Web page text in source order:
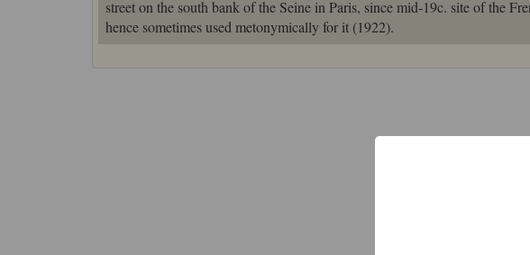
street on the south bank of the Seine in Paris, since mid-19c. site of the
hence sometimes used metonymically for it (1922).